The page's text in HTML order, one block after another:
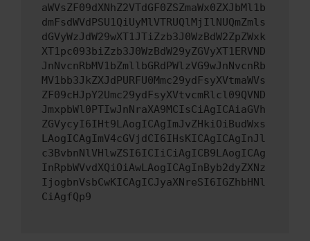
aWVsZF09dXNhZ2VTdGF0ZSZmaWx0ZXJbMl1b
dmFsdWVdPSU1QiUyMlVTRUQlMjIlNUQmZmls
dGVyWzJdW29wXT1JTiZzb3J0WzBdW2ZpZWxk
XT1pc093biZzb3J0WzBdW29yZGVyXT1ERVND
JnNvcnRbMV1bZmllbGRdPWlzVG9wJnNvcnRb
MV1bb3JkZXJdPURFU0Mmc29ydFsyXVtmaWVs
ZF09cHJpY2Umc29ydFsyXVtvcmRlcl09QVND
JmxpbWl0PTIwJnNraXA9MCIsCiAgICAiaGVh
ZGVycyI6IHt9LAogICAgImJvZHkiOiBudWxs
LAogICAgImV4cGVjdCI6IHsKICAgICAgInJl
c3BvbnNlVHlwZSI6ICIiCiAgICB9LAogICAg
InRpbWVvdXQiOiAwLAogICAgInByb2dyZXNz
IjogbnVsbCwKICAgICJyaXNreSI6IGZhbHNl
CiAgfQp9